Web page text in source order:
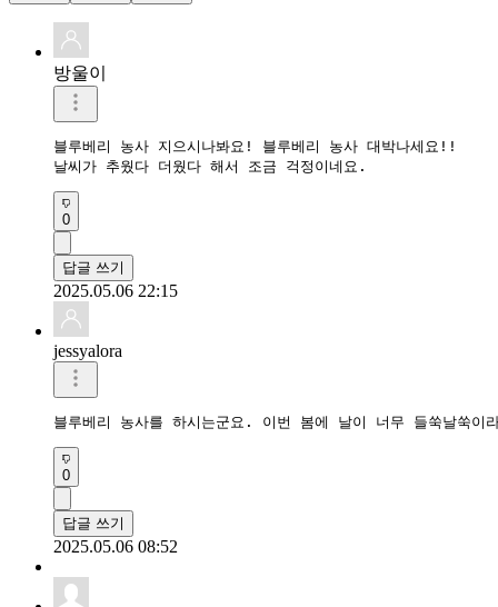
방울이
블루베리 농사 지으시나봐요! 블루베리 농사 대박나세요!!
날씨가 추웠다 더웠다 해서 조금 걱정이네요.
0
답글 쓰기
2025.05.06 22:15
jessyalora
블루베리 농사를 하시는군요. 이번 봄에 날이 너무 들쑥날쑥이
0
답글 쓰기
2025.05.06 08:52